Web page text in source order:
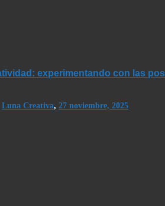
experimentando con las
Luna Creativa, 27 noviembre, 2025